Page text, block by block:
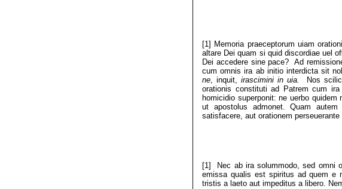
[1] Memoria praeceptorum uiam
altare Dei quam si quid discordiae uel
Dei accedere sine pace? Ad
cum omnis ira ab initio interdicta sit
ne, inquit,irascimini in uia.
Nos
orationis constituti ad Patrem cum
homicidio superponit: ne uerbo
ut apostolus admonet. Quam
satisfacere, aut orationem perseuerante
[1] Nec ab ira solummodo, sed omni
emissa qualis est spiritus ad quem e
tristis a laeto aut impeditus a libero.